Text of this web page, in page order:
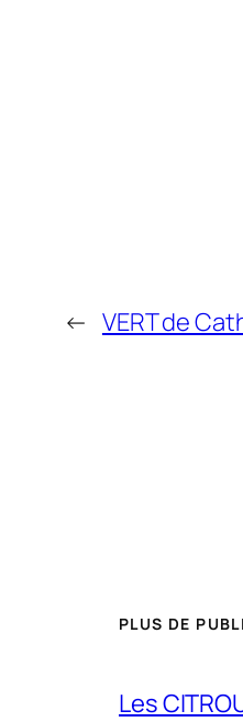
← VERT de
PLUS DE
Les